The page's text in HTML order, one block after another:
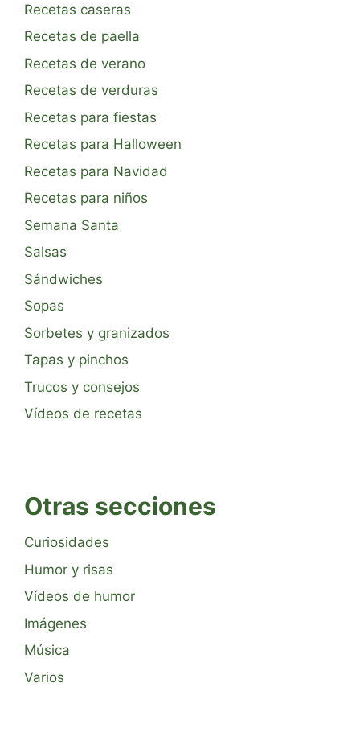
Recetas caseras
Recetas de paella
Recetas de verano
Recetas de verduras
Recetas para fiestas
Recetas para Halloween
Recetas para Navidad
Recetas para niños
Semana Santa
Salsas
Sándwiches
Sopas
Sorbetes y granizados
Tapas y pinchos
Trucos y consejos
Vídeos de recetas
Otras secciones
Curiosidades
Humor y risas
Vídeos de humor
Imágenes
Música
Varios